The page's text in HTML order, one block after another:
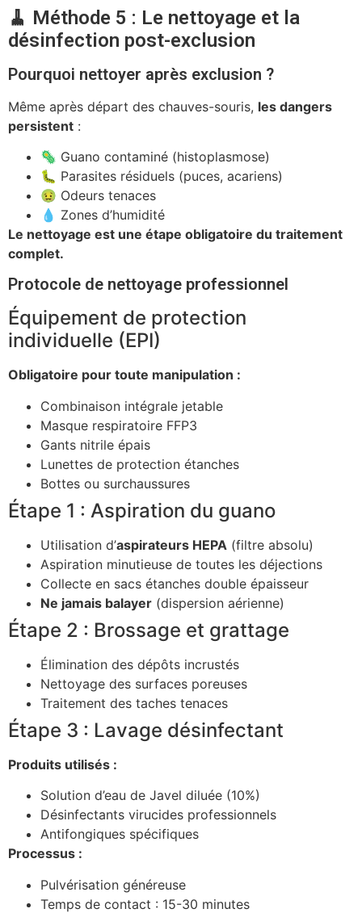
🧹 Méthode 5 : Le nettoyage et la
désinfection post-exclusion
Pourquoi nettoyer après exclusion ?
Même après départ des chauves-souris, les dangers
persistent :
🦠 Guano contaminé (histoplasmose)
🐛 Parasites résiduels (puces, acariens)
🤢 Odeurs tenaces
💧 Zones d’humidité
Le nettoyage est une étape obligatoire du traitement
complet.
Protocole de nettoyage professionnel
Équipement de protection
individuelle (EPI)
Obligatoire pour toute manipulation :
Combinaison intégrale jetable
Masque respiratoire FFP3
Gants nitrile épais
Lunettes de protection étanches
Bottes ou surchaussures
Étape 1 : Aspiration du guano
Utilisation d’aspirateurs HEPA (filtre absolu)
Aspiration minutieuse de toutes les déjections
Collecte en sacs étanches double épaisseur
Ne jamais balayer (dispersion aérienne)
Étape 2 : Brossage et grattage
Élimination des dépôts incrustés
Nettoyage des surfaces poreuses
Traitement des taches tenaces
Étape 3 : Lavage désinfectant
Produits utilisés :
Solution d’eau de Javel diluée (10%)
Désinfectants virucides professionnels
Antifongiques spécifiques
Processus :
Pulvérisation généreuse
Temps de contact : 15-30 minutes